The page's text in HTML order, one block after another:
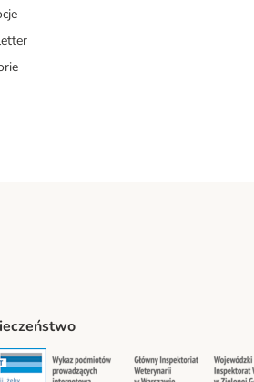
Security Security Security